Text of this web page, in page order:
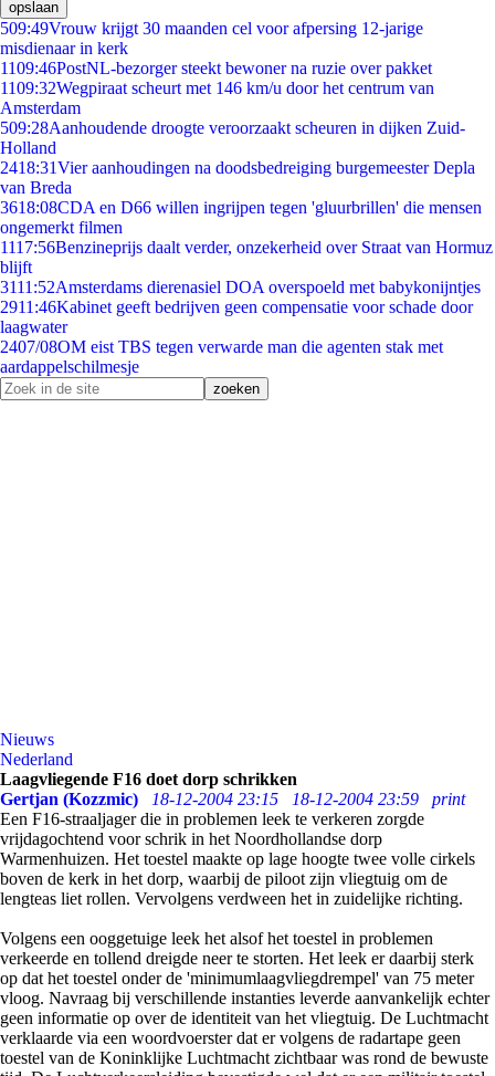
opslaan
509:49Vrouw krijgt 30 maanden cel voor afpersing 12-jarige
misdienaar in kerk
1109:46PostNL-bezorger steekt bewoner na ruzie over pakket
1109:32Wegpiraat scheurt met 146 km/u door het centrum van
Amsterdam
509:28Aanhoudende droogte veroorzaakt scheuren in dijken Zuid-
Holland
2418:31Vier aanhoudingen na doodsbedreiging burgemeester Depla
van Breda
3618:08CDA en D66 willen ingrijpen tegen 'gluurbrillen' die mensen
ongemerkt filmen
1117:56Benzineprijs daalt verder, onzekerheid over Straat van Hormuz
blijft
3111:52Amsterdams dierenasiel DOA overspoeld met babykonijntjes
2911:46Kabinet geeft bedrijven geen compensatie voor schade door
laagwater
2407/08OM eist TBS tegen verwarde man die agenten stak met
aardappelschilmesje
Nieuws
Nederland
Laagvliegende F16 doet dorp schrikken
Gertjan (Kozzmic)
18-12-2004 23:15 18-12-2004 23:59
print
Een F16-straaljager die in problemen leek te verkeren zorgde
vrijdagochtend voor schrik in het Noordhollandse dorp
Warmenhuizen. Het toestel maakte op lage hoogte twee volle cirkels
boven de kerk in het dorp, waarbij de piloot zijn vliegtuig om de
lengteas liet rollen. Vervolgens verdween het in zuidelijke richting.
Volgens een ooggetuige leek het alsof het toestel in problemen
verkeerde en tollend dreigde neer te storten. Het leek er daarbij sterk
op dat het toestel onder de 'minimumlaagvliegdrempel' van 75 meter
vloog. Navraag bij verschillende instanties leverde aanvankelijk echter
geen informatie op over de identiteit van het vliegtuig. De Luchtmacht
verklaarde via een woordvoerster dat er volgens de radartape geen
toestel van de Koninklijke Luchtmacht zichtbaar was rond de bewuste